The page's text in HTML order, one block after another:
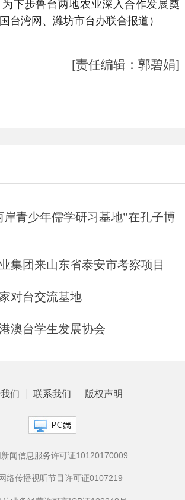
下步鲁台两地农业深入合作发展奠
台湾网、潍坊市台办联合报道）
[责任编辑：郭碧娟]
岸青少年儒学研习基地”在孔子博
集团来山东省泰安市考察项目
对台交流基地
澳台学生发展协会
们 联系我们 版权声明
闻信息服务许可证10120170009
络传播视听节目许可证0107219